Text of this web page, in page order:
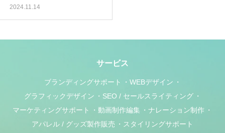
2024.11.14
サービス
ブランディングサポート
WEBデザイン
グラフィックデザイン
SEO / セールスライティング
マーケティングサポート
動画制作編集
ナレーション制作
アパレル / グッズ製作販売
スタイリングサポート